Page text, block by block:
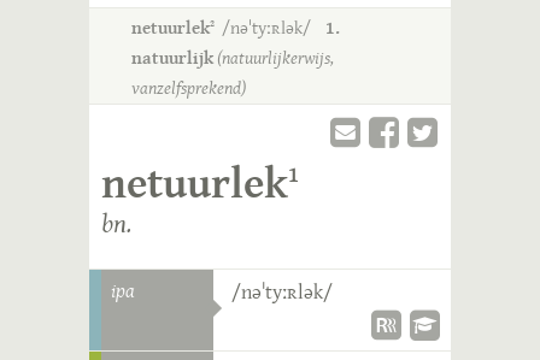
netuurlek2 /nəˈtyːʀlək/
1.
natuurlijk(natuurlijkerwijs,
vanzelfsprekend)
netuurlek1
bn.
ipa /nəˈtyːʀlək/